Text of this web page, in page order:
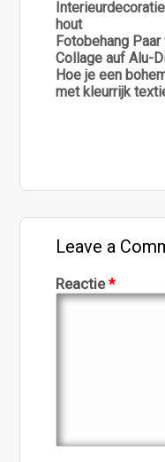
hout
Fotobehang
Collage auf Alu-
Hoe je een
met kleurrijk
Leave a
Reactie*